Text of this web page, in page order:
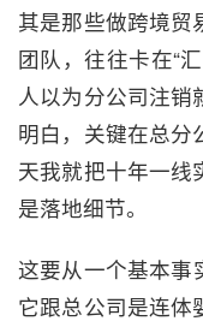
其是那些做跨境贸
团队，往往卡在“
人以为分公司注销
明白，关键在总分
天我就把十年一线
是落地细节。
这要从一个基本
它跟总公司是连体